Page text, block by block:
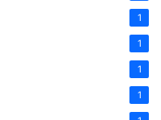
1
1
1
1